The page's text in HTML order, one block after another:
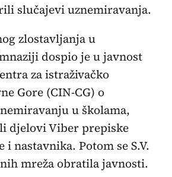
slučajevi uznemiravanja.
zlostavljanja u
dospio je u javnost
za istraživačko
Gore (CIN-CG) o
u školama,
djelovi Viber prepiske
i nastavnika. Potom se S.V.
mreža obratila javnosti.